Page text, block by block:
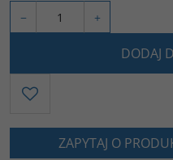
− +
DODAJ
ZAPYTAJ O